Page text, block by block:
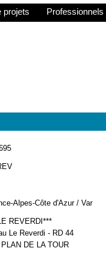
projets
Alpes-Côte d'Azur / Var
REVERDI***
Le Reverdi - RD 44
DE LA TOUR